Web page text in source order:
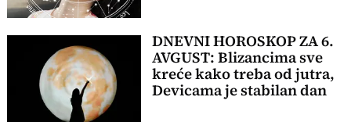
DNEVNI HOROSKOP ZA 6.
AVGUST: Blizancima sve
kreće kako treba od jutra,
Devicama je stabilan dan